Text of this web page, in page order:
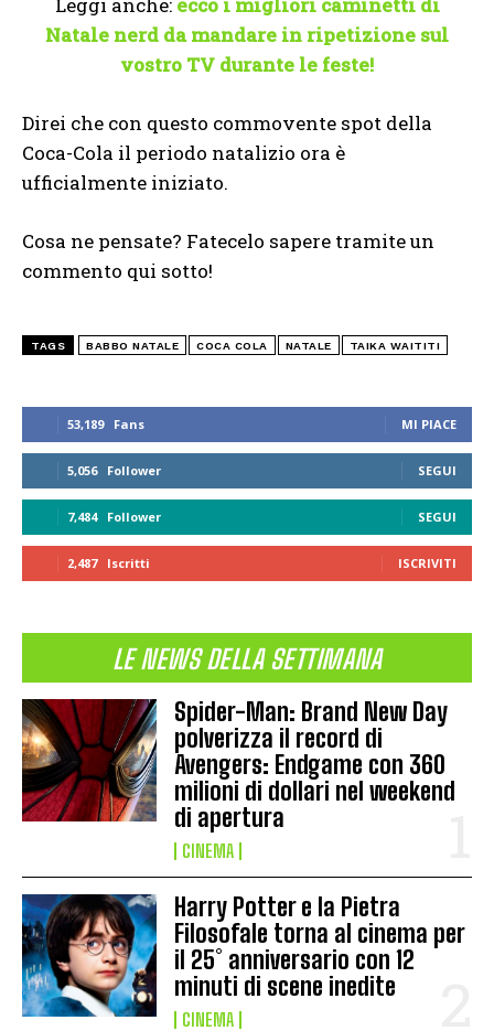
53,189 Fans MI PIACE
5,056 Follower SEGUI
7,484 Follower SEGUI
2,487 Iscritti ISCRIVITI
LE NEWS DELLA SETTIMANA
Spider-Man: Brand New Day
polverizza il record di
Avengers: Endgame con 360
milioni di dollari nel weekend
di apertura
CINEMA
Harry Potter e la Pietra
Filosofale torna al cinema per
il 25° anniversario con 12
minuti di scene inedite
CINEMA
Leggi anche: ecco i migliori caminetti di
Natale nerd da mandare in ripetizione sul
vostro TV durante le feste!
Direi che con questo commovente spot della
Coca-Cola il periodo natalizio ora è
ufficialmente iniziato.
Cosa ne pensate? Fatecelo sapere tramite un
commento qui sotto!
TAGS BABBO NATALE COCA COLA NATALE TAIKA WAITITI